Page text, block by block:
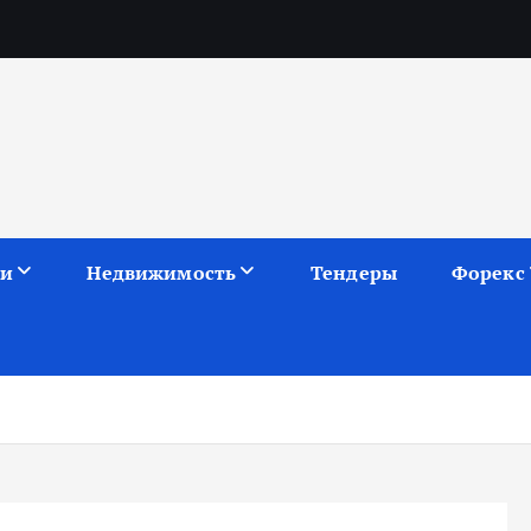
Недвижимость Тендеры Форекс